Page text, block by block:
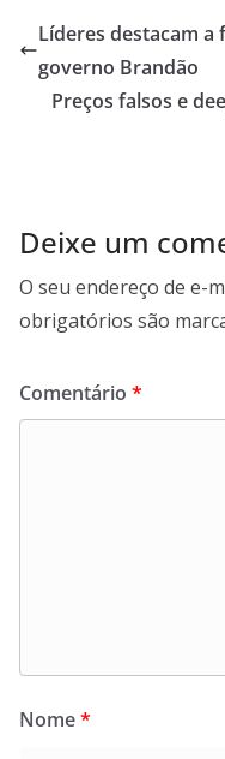
s
A
p
er b
o
o
Líderes destacam
governo Brandão
Preços falsos e
Deixe um
O seu endereço de e-
obrigatórios são
Comentário *
Nome*